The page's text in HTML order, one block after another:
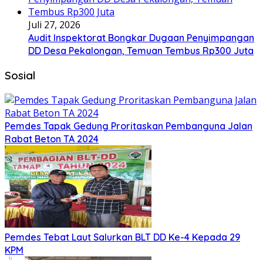
Juli 27, 2026
Audit Inspektorat Bongkar Dugaan Penyimpangan
DD Desa Pekalongan, Temuan Tembus Rp300 Juta
Sosial
Pemdes Tapak Gedung Proritaskan Pembanguna Jalan
Rabat Beton TA 2024
Pemdes Tebat Laut Salurkan BLT DD Ke-4 Kepada 29
KPM